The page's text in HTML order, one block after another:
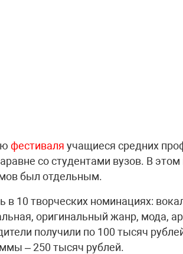
фестиваля учащиеся средних
со студентами вузов. В
был отдельным.
в 10 творческих номинациях:
оригинальный жанр, мода,
получили по 100 тысяч
– 250 тысяч рублей.